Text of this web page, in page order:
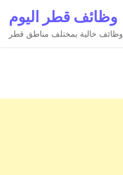
وظائف قطر اليوم
وظائف خالية بمختلف مناطق قطر